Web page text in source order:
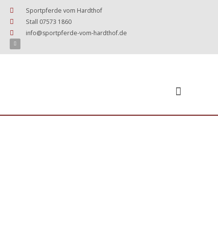
Inhalt
springen
Sportpferde vom Hardthof
Stall 07573 1860
info@sportpferde-vom-hardthof.de
F
a
c
e